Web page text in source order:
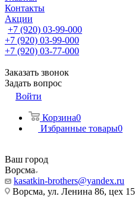
Контакты
Акции
+7 (920) 03-99-000
+7 (920) 03-99-000
+7 (920) 03-77-000
Заказать звонок
Задать вопрос
Войти
Корзина0
Избранные товары0
Ваш город
Ворсма
kasatkin-brothers@yandex.ru
Ворсма, ул. Ленина 86, цех 15